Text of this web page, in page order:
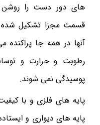
های دور دست را
قسمت مجزا تشکیل شده
آنها در همه جا
رطوبت و حرارت و
پوسیدگی نمی شوند.
پایه های فلزی و با
پایه های دیواری و